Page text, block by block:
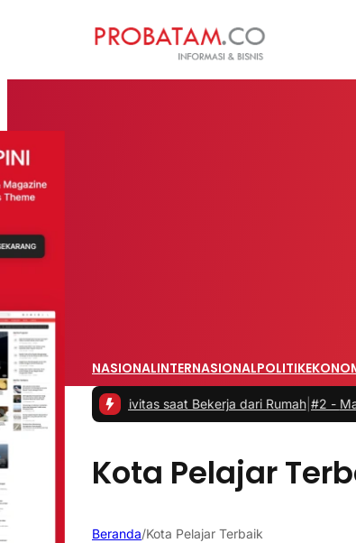
NASIONALINTERNASIONALPOLITIK
Produktivitas saat Bekerja dari Rumah| #2 -Masalah
Kota Pelajar
Beranda/Kota Pelajar Terbaik